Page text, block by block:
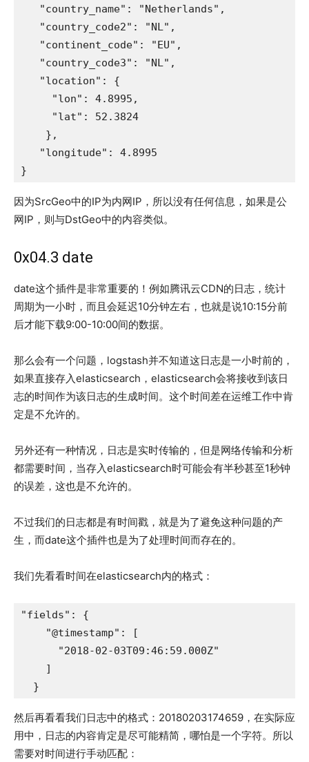
   "country_name": "Netherlands",
   "country_code2": "NL",
   "continent_code": "EU",
   "country_code3": "NL",
   "location": {
     "lon": 4.8995,
     "lat": 52.3824
    },
   "longitude": 4.8995
}
因为SrcGeo中的IP为内网IP，所以没有任何信息，如果是公
网IP，则与DstGeo中的内容类似。
0x04.3 date
date这个插件是非常重要的！例如腾讯云CDN的日志，统计
周期为一小时，而且会延迟10分钟左右，也就是说10:15分前
后才能下载9:00-10:00间的数据。
那么会有一个问题，logstash并不知道这日志是一小时前的，
如果直接存入elasticsearch，elasticsearch会将接收到该日
志的时间作为该日志的生成时间。这个时间差在运维工作中肯
定是不允许的。
另外还有一种情况，日志是实时传输的，但是网络传输和分析
都需要时间，当存入elasticsearch时可能会有半秒甚至1秒钟
的误差，这也是不允许的。
不过我们的日志都是有时间戳，就是为了避免这种问题的产
生，而date这个插件也是为了处理时间而存在的。
我们先看看时间在elasticsearch内的格式：
"fields": {
    "@timestamp": [
      "2018-02-03T09:46:59.000Z"
    ]
  }
然后再看看我们日志中的格式：20180203174659，在实际应
用中，日志的内容肯定是尽可能精简，哪怕是一个字符。所以
需要对时间进行手动匹配：